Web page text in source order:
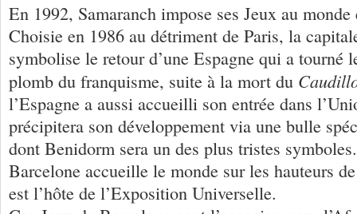
En 1992, Samaranch impose ses Jeux au
Choisie en 1986 au détriment de Paris, la
symbolise le retour d’une Espagne qui a tourné
plomb du franquisme, suite à la mort du
l’Espagne a aussi accueilli son entrée dans
précipitera son développement via une bulle
dont Benidorm sera un des plus tristes
Barcelone accueille le monde sur les hauteurs
est l’hôte de l’Exposition Universelle.